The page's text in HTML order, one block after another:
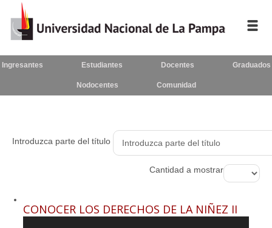
La
Consejo
Secretarías
Ingresantes Estudiantes Docentes Graduados
Nodocentes Comunidad
Introduzca parte del título
Cantidad a mostrar
CONOCER LOS DERECHOS DE LA NIÑEZ II